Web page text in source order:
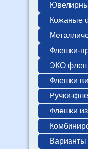
Кожаные
Флешки-
ЭКО
Флешки
Ручки-
Флешки
Варианты